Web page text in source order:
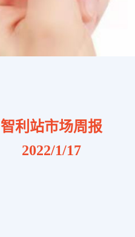
智利站市场周报
2022/1/17